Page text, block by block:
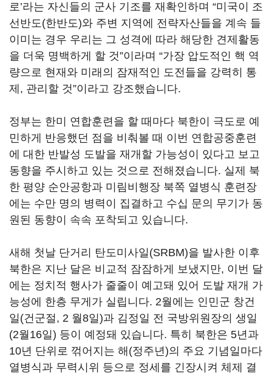
로’라는 자신들의 군사 기조를 재확인하며 “미국이 조
선반도(한반도)와 주변 지역에 전략자산들을 계속 들
이미는 경우 우리는 그 성격에 따라 해당한 견제활동
을 더욱 명백하게 할 것”이라며 “가장 압도적인 핵 역
량으로 현재와 미래의 잠재적인 도전들을 강력히 통
제, 관리할 것”이라고 강조했습니다.
정부는 한미 연합훈련을 할 때마다 북한이 극도로 예
민하게 반응했던 점을 비춰볼 때 이번 연합공중훈련
에 대한 반발성 도발을 재개할 가능성이 있다고 보고
동향을 주시하고 있는 것으로 전해졌습니다. 실제 북
한 평양 순안공항과 미림비행장 북쪽 열병식 훈련장
에는 수만 명의 병력이 집결하고 수십 문의 무기가 동
원된 동향이 속속 포착되고 있습니다.
새해 첫날 단거리 탄도미사일(SRBM)을 발사한 이후
북한은 지난 달은 비교적 잠잠하게 보냈지만, 이번 달
에는 정치적 행사가 줄줄이 예고돼 있어 도발 재개 가
능성에 한층 무게가 실립니다. 2월에는 인민군 창건
일(건군절, 2 월8일)과 김정일 전 국방위원장의 생일
(2월16일) 등이 예정돼 있습니다. 특히 북한은 5년과
10년 단위로 꺾어지는 해(정주년)의 주요 기념일마다
열병식과 무력시위 등으로 정세를 긴장시켜 체제 결